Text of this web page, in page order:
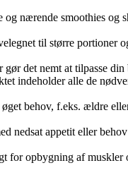
nærende smoothies og
til større portioner
det nemt at tilpasse
indeholder alle de
behov, f.eks. ældre
appetit eller
opbygning af